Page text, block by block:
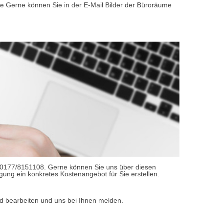
Gerne können Sie in der E-Mail Bilder der Büroräume
8151108. Gerne können Sie uns über diesen
ein konkretes Kostenangebot für Sie erstellen.
bearbeiten und uns bei Ihnen melden.